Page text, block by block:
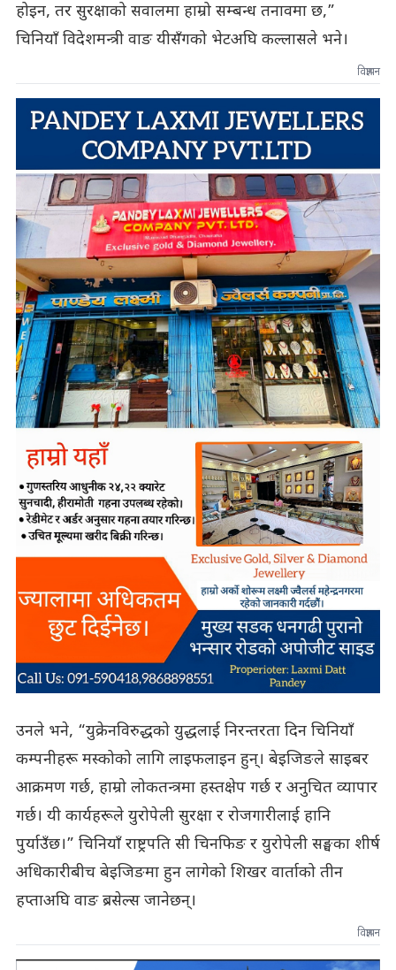
होइन, तर सुरक्षाको सवालमा हाम्रो सम्बन्ध तनावमा छ,”
चिनियाँ विदेशमन्त्री वाङ यीसँगको भेटअघि कल्लासले भने।
विज्ञापन
उनले भने, “युक्रेनविरुद्धको युद्धलाई निरन्तरता दिन चिनियाँ
कम्पनीहरू मस्कोको लागि लाइफलाइन हुन्। बेइजिङले साइबर
आक्रमण गर्छ, हाम्रो लोकतन्त्रमा हस्तक्षेप गर्छ र अनुचित व्यापार
गर्छ। यी कार्यहरूले युरोपेली सुरक्षा र रोजगारीलाई हानि
पुर्याउँछ।” चिनियाँ राष्ट्रपति सी चिनफिङ र युरोपेली सङ्घका शीर्ष
अधिकारीबीच बेइजिङमा हुन लागेको शिखर वार्ताको तीन
हप्ताअघि वाङ ब्रसेल्स जानेछन्।
विज्ञापन